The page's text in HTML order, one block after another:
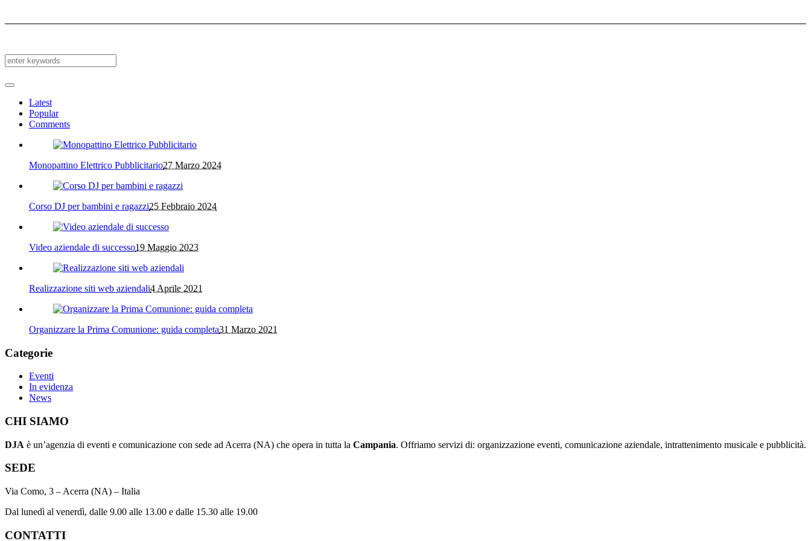
Latest
Popular
Comments
Monopattino Elettrico Pubblicitario27 Marzo 2024
Corso DJ per bambini e ragazzi25 Febbraio 2024
Video aziendale di successo19 Maggio 2023
Realizzazione siti web aziendali4 Aprile 2021
Organizzare la Prima Comunione: guida completa31 Marzo 2021
Categorie
Eventi
In evidenza
News
CHI SIAMO
DJA è un’agenzia di eventi e comunicazione con sede ad Acerra (NA) che opera in tutta la Campania. Offriamo servizi di: organizzazione eventi, comunicazione aziendale, intrattenimento musicale e pubblicità.
SEDE
Via Como, 3 – Acerra (NA) – Italia
Dal lunedì al venerdì, dalle 9.00 alle 13.00 e dalle 15.30 alle 19.00
CONTATTI